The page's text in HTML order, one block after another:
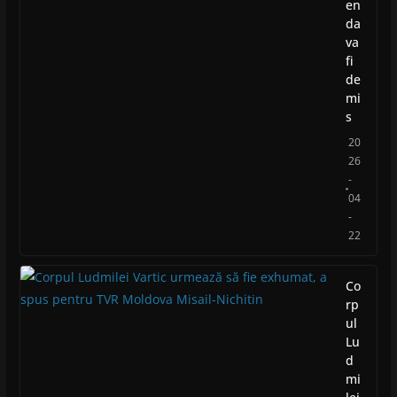
en
da
va
fi
de
mi
s
20
26
-
04
-
22
Co
rp
ul
Lu
d
mi